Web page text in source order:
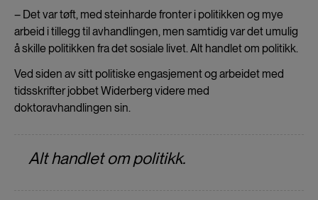
– Det var tøft, med steinharde fronter i politikken og mye
arbeid i tillegg til avhandlingen, men samtidig var det umulig
å skille politikken fra det sosiale livet. Alt handlet om politikk.
Ved siden av sitt politiske engasjement og arbeidet med
tidsskrifter jobbet Widerberg videre med
doktoravhandlingen sin.
Alt handlet om politikk.